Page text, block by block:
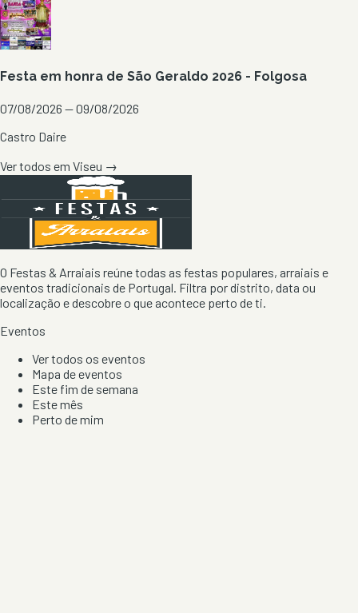
Festa em honra de São Geraldo 2026 - Folgosa
07/08/2026 — 09/08/2026
Castro Daire
Ver todos em Viseu →
O Festas & Arraiais reúne todas as festas populares, arraiais e
eventos tradicionais de Portugal. Filtra por distrito, data ou
localização e descobre o que acontece perto de ti.
Eventos
Ver todos os eventos
Mapa de eventos
Este fim de semana
Este mês
Perto de mim